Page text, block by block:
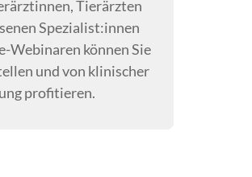
Tierärzten
Spezialist:innen
Webinaren können Sie
und von klinischer
profitieren.